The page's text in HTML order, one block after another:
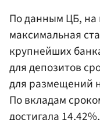
По данным ЦБ, на
максимальная
крупнейших
для депозитов
для размещений
По вкладам
достигала